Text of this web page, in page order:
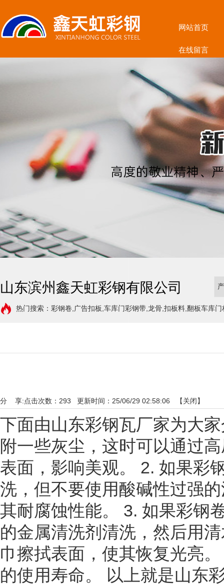
网站首页
在线留言
山东滨州鑫天虹彩钢有限公司
热门搜索：彩钢卷,广告扣板,车库门彩钢带,龙骨,扣板料,翻板车库
点击次数： 293 更新时间：25/06/29 02:58:06 【关闭】
分 享:
下面由山东彩钢瓦厂家为大
附一些灰尘，这时可以通过
表面，影响美观。 2. 如果彩
洗，但不要使用酸碱性过强
其耐腐蚀性能。 3. 如果彩钢
的金属清洗剂清洗，然后用
巾擦拭表面，使其恢复光亮
的使用寿命。 以上就是山东